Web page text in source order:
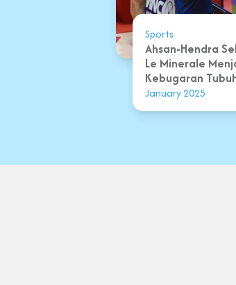
Sports
Ahsan-Hendra
Le Minerale
Kebugaran
January 2025